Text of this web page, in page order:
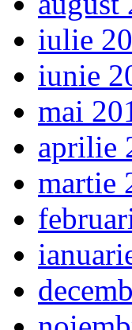
iulie
iunie
mai
aprilie
martie